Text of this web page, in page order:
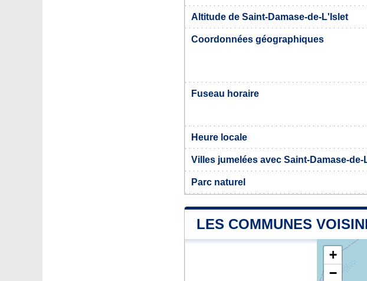
Altitude de Saint-Damase-de-L'Islet
Coordonnées géographiques
Fuseau horaire
Heure locale
Villes jumelées avec Saint-Damase-de-
Parc naturel
LES COMMUNES
+
−